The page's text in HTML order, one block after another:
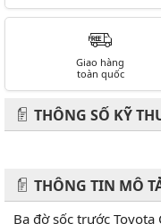
Giao hàng
toàn quốc
THÔNG SỐ KỸ
THÔNG TIN MÔ
Ba đờ sốc trước